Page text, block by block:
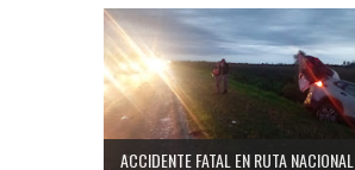
ACCIDENTE FATAL EN RUTA NACIONAL